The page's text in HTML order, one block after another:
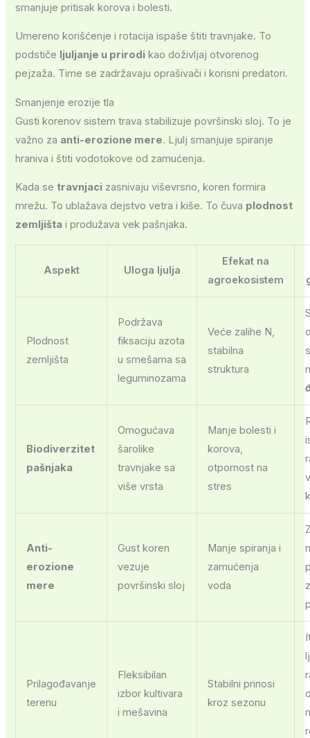
smanjuje pritisak korova i bolesti.
Umereno korišćenje i rotacija ispaše štiti travnjake. To
podstiče ljuljanje u prirodi kao doživljaj otvorenog
pejzaža. Time se zadržavaju oprašivači i korisni predatori.
Smanjenje erozije tla
Gusti korenov sistem trava stabilizuje površinski sloj. To je
važno za anti-erozione mere. Ljulj smanjuje spiranje
hraniva i štiti vodotokove od zamućenja.
Kada se travnjaci zasnivaju viševrsno, koren formira
mrežu. To ublažava dejstvo vetra i kiše. To čuva plodnost
zemljišta i produžava vek pašnjaka.
Aspekt Uloga ljulja
Efekat na
agroekosistem
Plodnost
zemljišta
Podržava
fiksaciju azota
u smešama sa
leguminozama
Veće zalihe N,
stabilna
struktura
Biodiverzitet
pašnjaka
Omogućava
šarolike
travnjake sa
više vrsta
Manje bolesti i
korova,
otpornost na
stres
Anti-
erozione
mere
Gust koren
vezuje
površinski sloj
Manje spiranja i
zamućenja
voda
Prilagođavanje
terenu
Fleksibilan
izbor kultivara
i mešavina
Stabilni prinosi
kroz sezonu